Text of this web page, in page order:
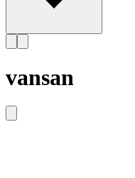
vansan